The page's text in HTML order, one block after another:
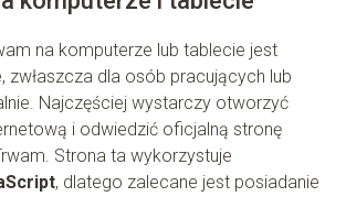
na komputerze lub tablecie jest
zwłaszcza dla osób pracujących lub
Najczęściej wystarczy otworzyć
i odwiedzić oficjalną stronę
Strona ta wykorzystuje
, dlatego zalecane jest posiadanie